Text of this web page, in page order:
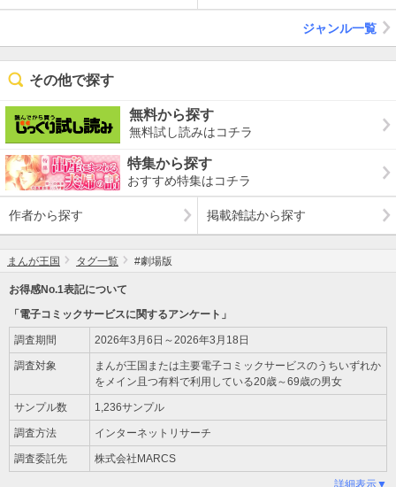
ジャンル一覧
その他で探す
無料から探す
無料試し読みはコチラ
特集から探す
おすすめ特集はコチラ
作者から探す 掲載雑誌から探す
まんが王国 タグ一覧 #劇場版
お得感No.1表記について
「電子コミックサービスに関するアンケート」
調査期間 2026年3月6日～2026年3月18日
調査対象
まんが王国または主要電子コミックサービスのうちいずれか
をメイン且つ有料で利用している20歳～69歳の男女
サンプル数 1,236サンプル
調査方法 インターネットリサーチ
調査委託先 株式会社MARCS
詳細表示▼